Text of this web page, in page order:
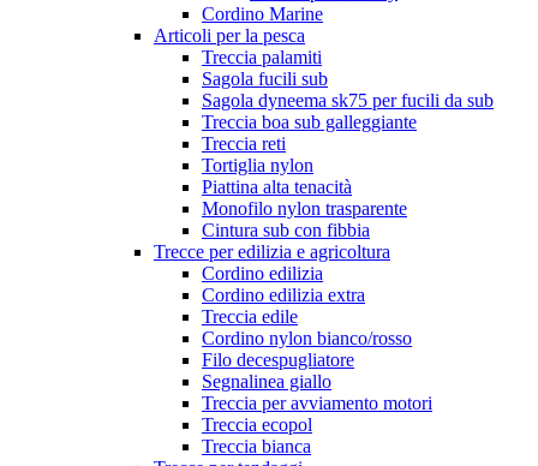
Cordino Marine
Articoli per la pesca
Treccia palamiti
Sagola fucili sub
Sagola dyneema sk75 per fucili da sub
Treccia boa sub galleggiante
Treccia reti
Tortiglia nylon
Piattina alta tenacità
Monofilo nylon trasparente
Cintura sub con fibbia
Trecce per edilizia e agricoltura
Cordino edilizia
Cordino edilizia extra
Treccia edile
Cordino nylon bianco/rosso
Filo decespugliatore
Segnalinea giallo
Treccia per avviamento motori
Treccia ecopol
Treccia bianca